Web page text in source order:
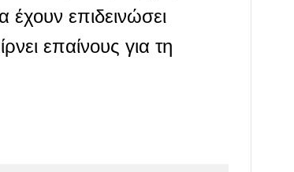
επιδεινώσει
επαίνους για τη